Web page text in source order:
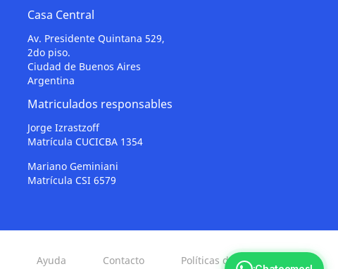
Casa Central
Av. Presidente Quintana 529,
2do piso.
Ciudad de Buenos Aires
Argentina
Matriculados responsables
Jorge Izrastzoff
Matrícula CUCICBA 1354
Mariano Geminiani
Matrícula CSI 6579
Ayuda Contacto Políticas de Privacidad